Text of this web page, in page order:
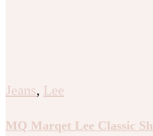
Jeans, Lee
MQ Marqet Lee Classic